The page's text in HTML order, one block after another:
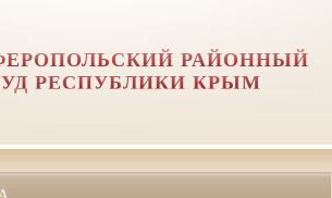
РАЙОННЫЙ
РЕСПУБЛИКИ КРЫМ